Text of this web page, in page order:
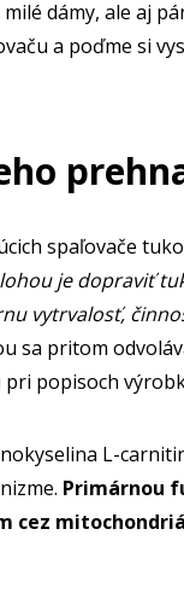
dámy, ale aj
a poďme si
spaľovače
je dopraviť
vytrvalosť,
sa pritom
popisoch
L-
Primárnou
cez